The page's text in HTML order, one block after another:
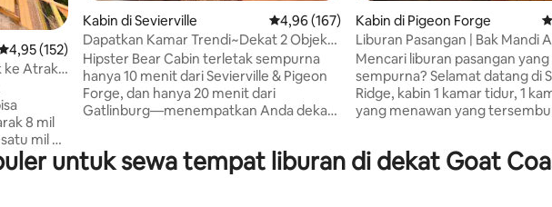
rata-rata 4,95 dari 5, 152 ulasan
4,95 (152)
ke Atraksi
8 mil
mil ke
Kabin di Sevierville Nilai rata-rata 4,96 dari 5, 167 ulasan
4,96 (167)
Dapatkan Kamar Trendi~Dekat 2 Objek
Wisata~Bak Mandi Panas~Tempat Tidur
King~Parkir Flat!
Hipster Bear Cabin terletak sempurna
hanya 10 menit dari Sevierville & Pigeon
Forge, dan hanya 20 menit dari
Gatlinburg—menempatkan Anda dekat
tenang. Jalan masuk datar untuk
kemudahan parkir, bak mandi air panas
Kabin di Pigeon Forge
Liburan Pasangan | Bak Mandi
Api unggun | Pancuran Air Hujan
Mencari liburan pasangan yang
sempurna? Selamat datang di
Ridge, kabin 1 kamar tidur, 1
yang menawan yang
tetapi dengan privasi tenang
untuk sewa tempat liburan di dekat Goat